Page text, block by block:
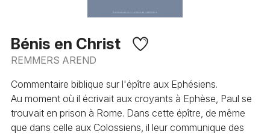
Bénis en Christ
REMMERS AREND
Commentaire biblique sur l'épître aux Ephésiens.
Au moment où il écrivait aux croyants à Ephèse, Paul se
trouvait en prison à Rome. Dans cette épître, de même
que dans celle aux Colossiens, il leur communique des